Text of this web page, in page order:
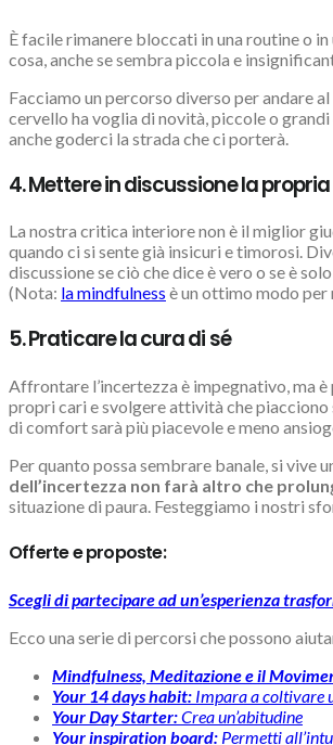
È facile rimanere bloccati in una routine o
cosa, anche se sembra piccola e
Facciamo un percorso diverso per andare
cervello ha voglia di novità, piccole o
anche goderci la strada che ci porterà.
4. Mettere in discussione la
La nostra critica interiore non è il miglior
quando ci si sente già insicuri e timorosi.
discussione se ciò che dice è vero o se è
(Nota: la mindfulness è un ottimo modo
5. Praticare la cura di sé
Affrontare l’incertezza è impegnativo, ma
propri cari e svolgere attività che piacciono
di comfort sarà più piacevole e meno
Per quanto possa sembrare banale, si vive
dell’incertezza non farà altro che
situazione di paura. Festeggiamo i nostri
Offerte e proposte:
Scegli di partecipare ad un’esperienza
Ecco una serie di percorsi che possono
Mindfulness, Meditazione e il
Your 14 days habit: Impara a coltivare
Your Day Starter:Crea un’abitudine
Your inspiration board: Permetti